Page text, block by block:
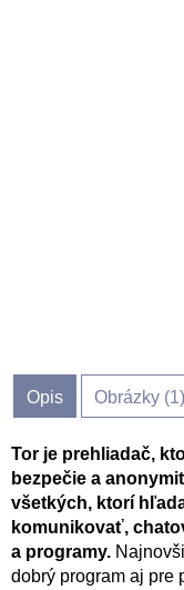
Opis Obrázky (1)
Tor je prehliadač,
bezpečie a
všetkých, ktorí
komunikovať,
a programy.
dobrý program aj pre